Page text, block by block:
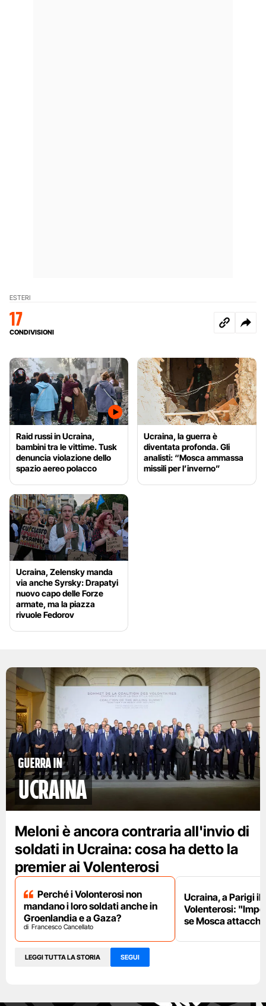
ESTERI
17
CONDIVISIONI
Raid russi in Ucraina,
bambini tra le vittime. Tusk
denuncia violazione dello
spazio aereo polacco
Ucraina, la guerra è
diventata profonda. Gli
analisti: “Mosca ammassa
missili per l’inverno”
Ucraina, Zelensky manda
via anche Syrsky: Drapatyi
nuovo capo delle Forze
armate, ma la piazza
rivuole Fedorov
Guerra in
Ucraina
Meloni è ancora contraria all'invio di
soldati in Ucraina: cosa ha detto la
premier ai Volenterosi
Perché i Volonterosi non
mandano i loro soldati anche in
Groenlandia e a Gaza?
Francesco Cancellato
Ucraina, a Parigi il
Volenterosi:
se Mosca
LEGGI TUTTA LA STORIA SEGUI